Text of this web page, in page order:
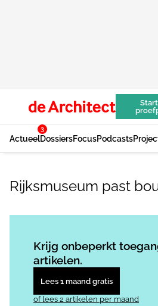
Actueel
3
DossiersFocusPodcasts
Rijksmuseum past
Krijg onbeperkt
artikelen.
Lees 1 maand gratis
of lees 2 artikelen per maand